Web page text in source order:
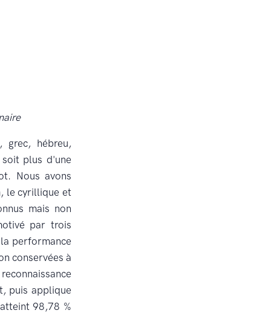
grec, hébreu,
plus d'une
Nous avons
le cyrillique et
mais non
par trois
performance
conservées à
puis applique
98,78 %